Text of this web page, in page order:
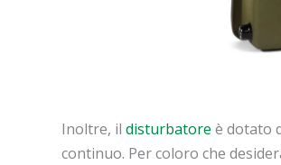
Inoltre, il disturbatore è dotato
continuo. Per coloro che